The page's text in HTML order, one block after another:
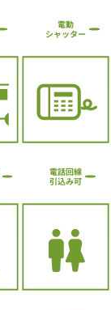
電動
シャッター
電話回線
引込み可